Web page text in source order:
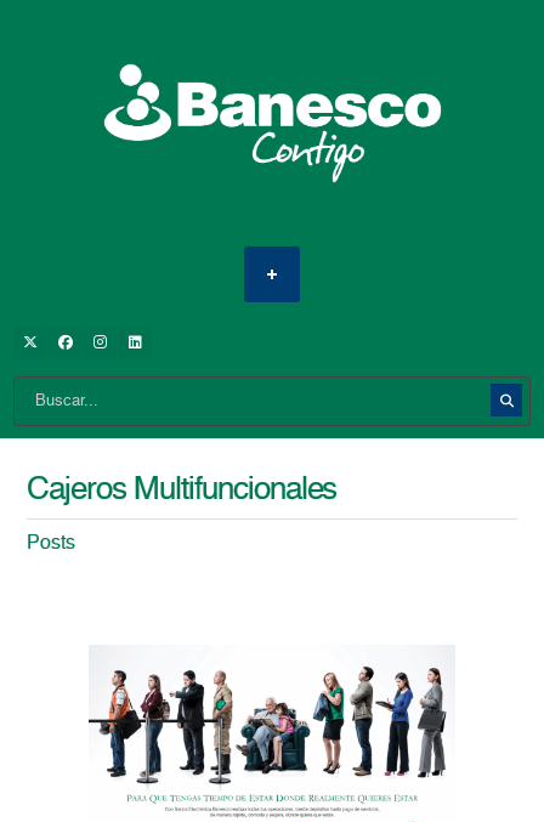
Cajeros Multifuncionales
Posts